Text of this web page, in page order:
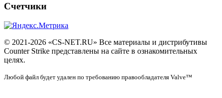
Счетчики
© 2021-2026 «CS-NET.RU» Все материалы и дистрибутивы
Counter Strike представлены на сайте в ознакомительных
целях.
Любой файл будет удален по требованию правообладателя Valve™